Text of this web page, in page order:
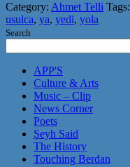
Category: Ahmet Telli Tags:
usulca, ya, yedi, yola
Search
APP'S
Culture & Arts
Music – Clip
News Corner
Poets
Şeyh Said
The History
Touching Berdan